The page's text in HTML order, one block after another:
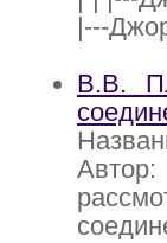
|---
В.В.